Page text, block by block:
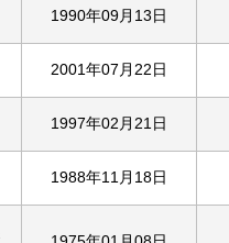
1990年09月13日
2001年07月22日
1997年02月21日
1988年11月18日